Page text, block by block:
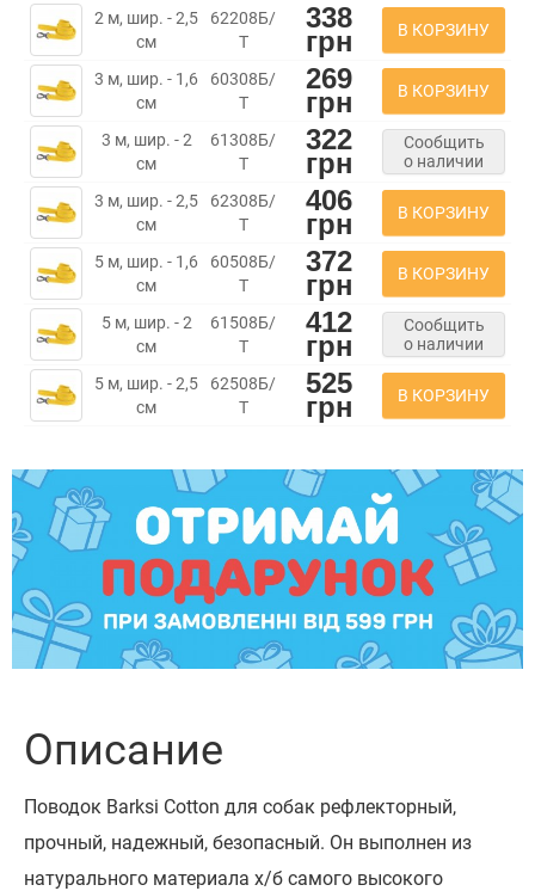
2 м, шир. - 2,5
см
62208Б/
Т
338
грн В КОРЗИНУ
3 м, шир. - 1,6
см
60308Б/
Т
269
грн В КОРЗИНУ
3 м, шир. - 2
см
61308Б/
Т
322
грн
Сообщить
о наличии
3 м, шир. - 2,5
см
62308Б/
Т
406
грн В КОРЗИНУ
5 м, шир. - 1,6
см
60508Б/
Т
372
грн В КОРЗИНУ
5 м, шир. - 2
см
61508Б/
Т
412
грн
Сообщить
о наличии
5 м, шир. - 2,5
см
62508Б/
Т
525
грн В КОРЗИНУ
Описание
Поводок Barksi Cotton для собак рефлекторный,
прочный, надежный, безопасный. Он выполнен из
натурального материала х/б самого высокого